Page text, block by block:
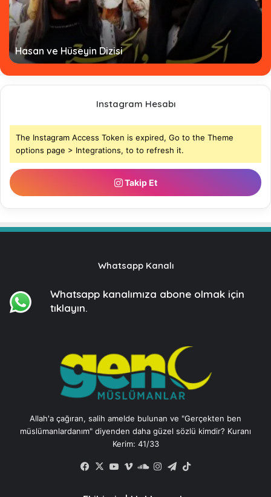
Hz. Ömer Dizisi Türkçe Altyazılı - Tamamı
Instagram Hesabı
The Instagram Access Token is expired, Go to the Theme
options page > Integrations, to to refresh it.
Takip Et
Whatsapp Kanalı
Whatsapp kanalımıza abone olmak için
tıklayın.
Allah'a çağıran, salih amelde bulunan ve "Gerçekten ben
müslümanlardanım" diyenden daha güzel sözlü kimdir? Kuranı
Kerim: 41/33
Facebook
X YouTube
VimeoSoundCloud
Instagram
Telegram